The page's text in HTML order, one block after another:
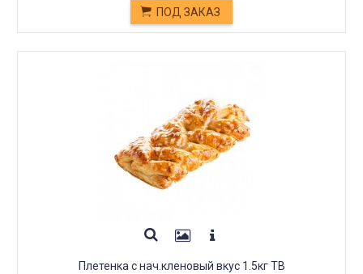
ПОД ЗАКАЗ
Плетенка с нач.кленовый вкус 1.5кг ТВ